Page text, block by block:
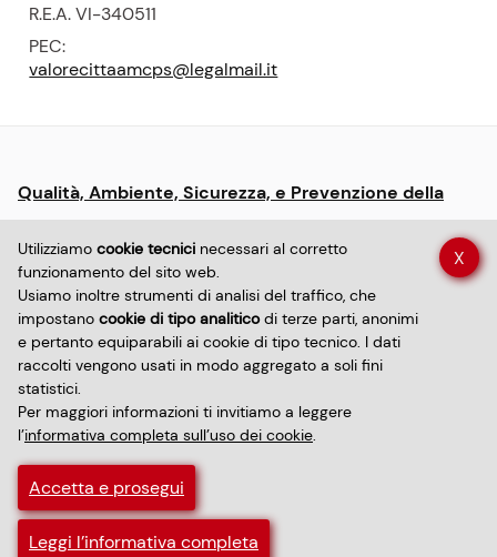
Utilizziamo cookie tecnici necessari al corretto
funzionamento del sito web.
Usiamo inoltre strumenti di analisi del traffico, che
impostano cookie di tipo analiticodi terze parti, anonimi
e pertanto equiparabili ai cookie di tipo tecnico. I dati
raccolti vengono usati in modo aggregato a soli fini
statistici.
Per maggiori informazioni ti invitiamo a leggere
l’informativa completa sull’uso dei cookie.
Accetta e prosegui
Leggi l’informativa completa
X
R.E.A.VI-340511
PEC:
valorecittaamcps@legalmail.it
informative
e
policy
Qualità, Ambiente, Sicurezza, e Prevenzione della
Corruzione
Dichiarazione di accessibilità sito
Dichiarazione di accessibilità appPrivacy policy
Informativa sui cookie
Informative trattamento dati personali
Privacy RDP/DPOWebDev ⋰Forma